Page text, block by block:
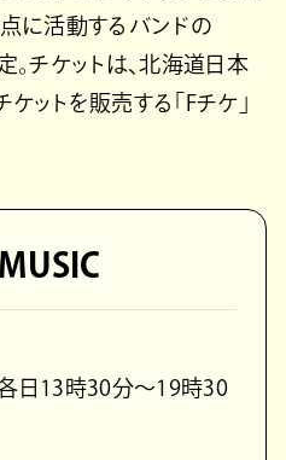
点に活動するバンドの
チケットは、北海道日本
ットを販売する「Fチケ」
各日13時30分～19時30